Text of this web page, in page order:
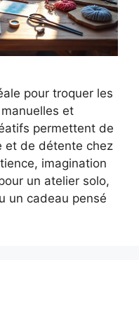
pour troquer les
et
permettent de
et de détente chez
imagination
un atelier solo,
un cadeau pensé